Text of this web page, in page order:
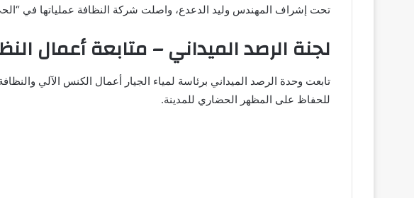
تحت إشراف المهندس وليد الدعدع، واصلت شركة النظافة عملياتها في
لجنة الرصد الميداني – متابعة أعمال
تابعت وحدة الرصد الميداني برئاسة لمياء الجيار أعمال الكنس الآلي
للحفاظ على المظهر الحضاري للمدينة.